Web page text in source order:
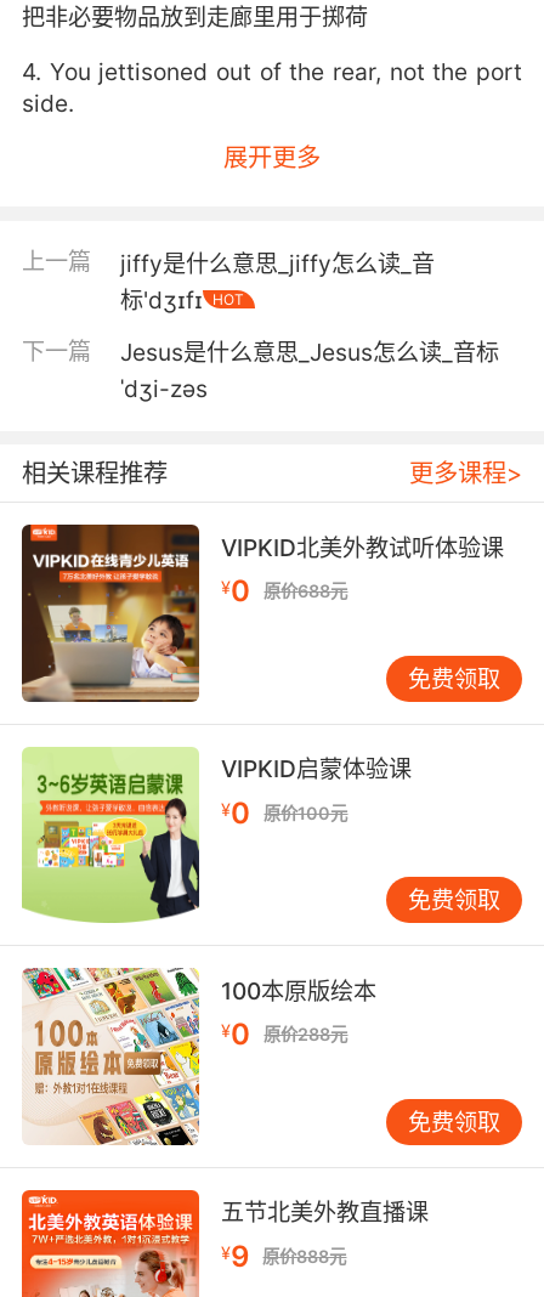
把非必要物品放到走廊里用于掷荷
4. You jettisoned out of the rear, not the port
side.
你是从尾部掷荷的 不是左舷
jettisoning.
把非必要物品放到走廊里用于擲荷
6. You're terrified that I would jettison $70
million just to be with you.
7. Soon as we're over the statue's head,
jettison the bombs.
飞过雕像的头顶时 就把炸弹扔出去
8. We can jettison any kind of landing system.
我们可以抛弃任何形式的着陆系统
9. I would, but I accidentally jettisoned all
your things into the nearest sun.
我也想 但我不小心 把你的东西都扔到附近的恒星
了
10. The only way booze is jettisoned from my
body is through my winky.
對我來說 酒水順腸過 只從雞兒流
展开更多
上一篇
jiffy是什么意思_jiffy怎么读_音
标'dʒɪfɪ
HOT
下一篇
Jesus是什么意思_Jesus怎么读_音标
ˈdʒi-zəs
相关课程推荐 更多课程>
VIPKID北美外教试听体验课
¥0 原价688元
免费领取
VIPKID启蒙体验课
¥0 原价100元
免费领取
100本原版绘本
¥0 原价288元
免费领取
五节北美外教直播课
¥9 原价888元